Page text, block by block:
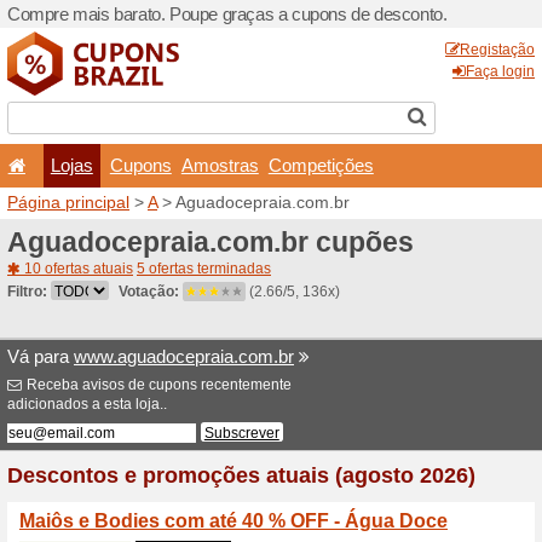
Compre mais barato.
Lojas Cupons
Página principal>A>